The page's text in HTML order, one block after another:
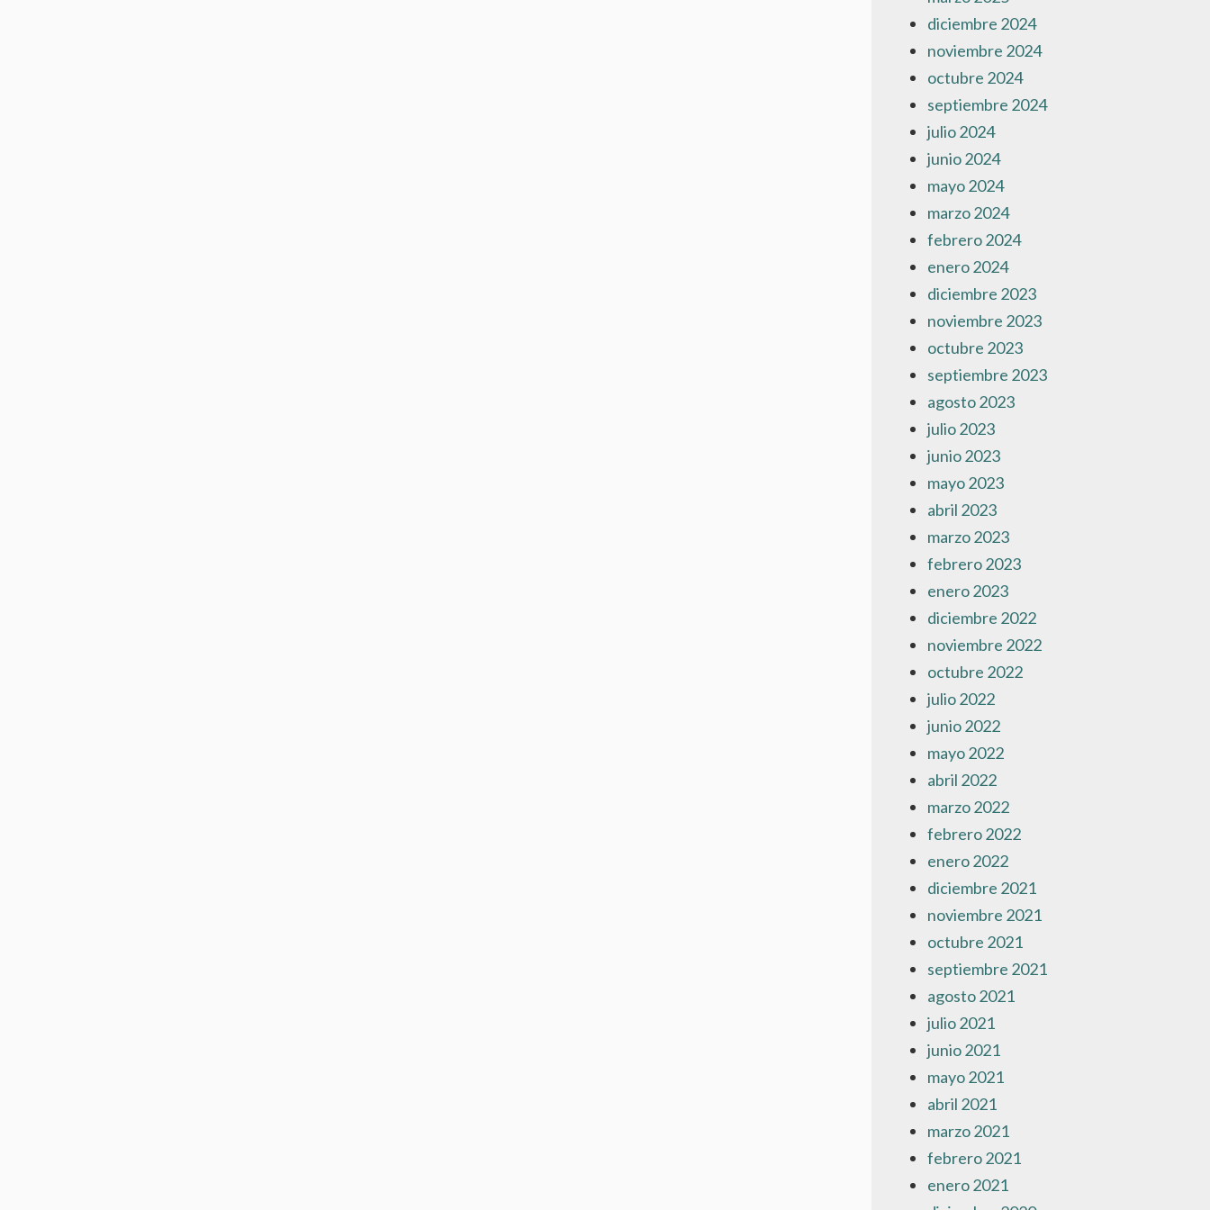
diciembre 2024
noviembre 2024
octubre 2024
septiembre 2024
julio 2024
junio 2024
mayo 2024
marzo 2024
febrero 2024
enero 2024
diciembre 2023
noviembre 2023
octubre 2023
septiembre 2023
agosto 2023
julio 2023
junio 2023
mayo 2023
abril 2023
marzo 2023
febrero 2023
enero 2023
diciembre 2022
noviembre 2022
octubre 2022
julio 2022
junio 2022
mayo 2022
abril 2022
marzo 2022
febrero 2022
enero 2022
diciembre 2021
noviembre 2021
octubre 2021
septiembre 2021
agosto 2021
julio 2021
junio 2021
mayo 2021
abril 2021
marzo 2021
febrero 2021
enero 2021